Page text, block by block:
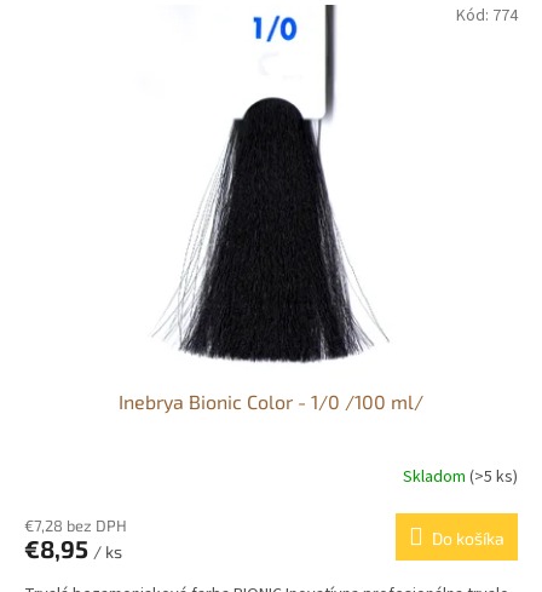
Inebrya Bionic Color - 1/0 /100 ml/
Skladom (>5 ks)
€7,28 bez DPH
€8,95 / ks
Do košíka
Kód: 774